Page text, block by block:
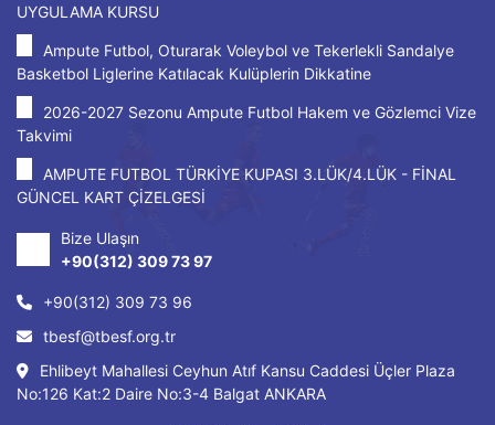
UYGULAMA KURSU
Ampute Futbol, Oturarak Voleybol ve Tekerlekli Sandalye
Basketbol Liglerine Katılacak Kulüplerin Dikkatine
2026-2027 Sezonu Ampute Futbol Hakem ve Gözlemci Vize
Takvimi
AMPUTE FUTBOL TÜRKİYE KUPASI 3.LÜK/4.LÜK - FİNAL
GÜNCEL KART ÇİZELGESİ
Bize Ulaşın
+90(312) 309 73 97
+90(312) 309 73 96
tbesf@tbesf.org.tr
Ehlibeyt Mahallesi Ceyhun Atıf Kansu Caddesi Üçler Plaza
No:126 Kat:2 Daire No:3-4 Balgat ANKARA